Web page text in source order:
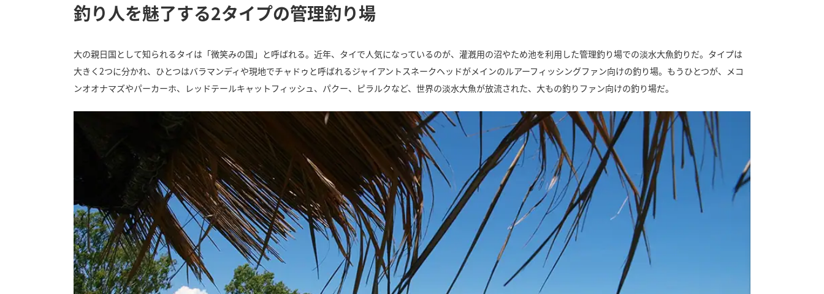
釣り人を魅了する2タイプの管理釣り場
大の親日国として知られるタイは「微笑みの国」と呼ばれる。近年、タイで人気になっているのが、灌漑用の沼やため池を利用した管理釣り場での淡水大魚釣りだ。タイプは
大きく2つに分かれ、ひとつはバラマンディや現地でチャドゥと呼ばれるジャイアントスネークヘッドがメインのルアーフィッシングファン向けの釣り場。もうひとつが、メコ
ンオオナマズやパーカーホ、レッドテールキャットフィッシュ、パクー、ピラルクなど、世界の淡水大魚が放流された、大もの釣りファン向けの釣り場だ。